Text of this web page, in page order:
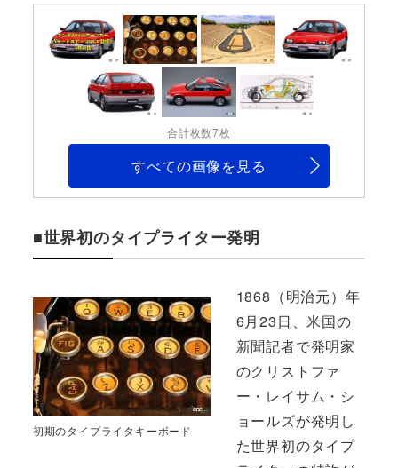
合計枚数7枚
すべての画像を見る
■世界初のタイプライター発明
初期のタイプライタキーボード
1868（明治元）年
6月23日、米国の
新聞記者で発明家
のクリストファ
ー・レイサム・シ
ョールズが発明し
た世界初のタイプ